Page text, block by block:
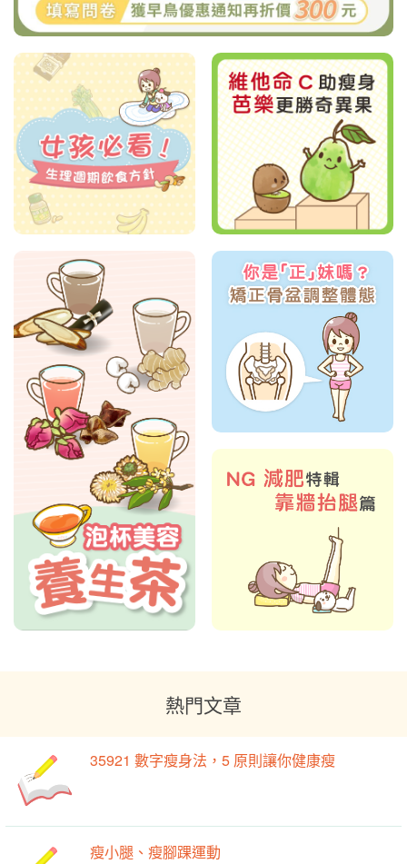
熱門文章
35921 數字瘦身法，5 原則讓你健康瘦
瘦小腿、瘦腳踝運動